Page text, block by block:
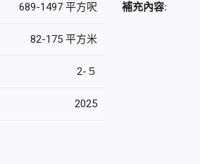
689-1497 平方呎
82-175 平方米
2-５
2025
補充內容: